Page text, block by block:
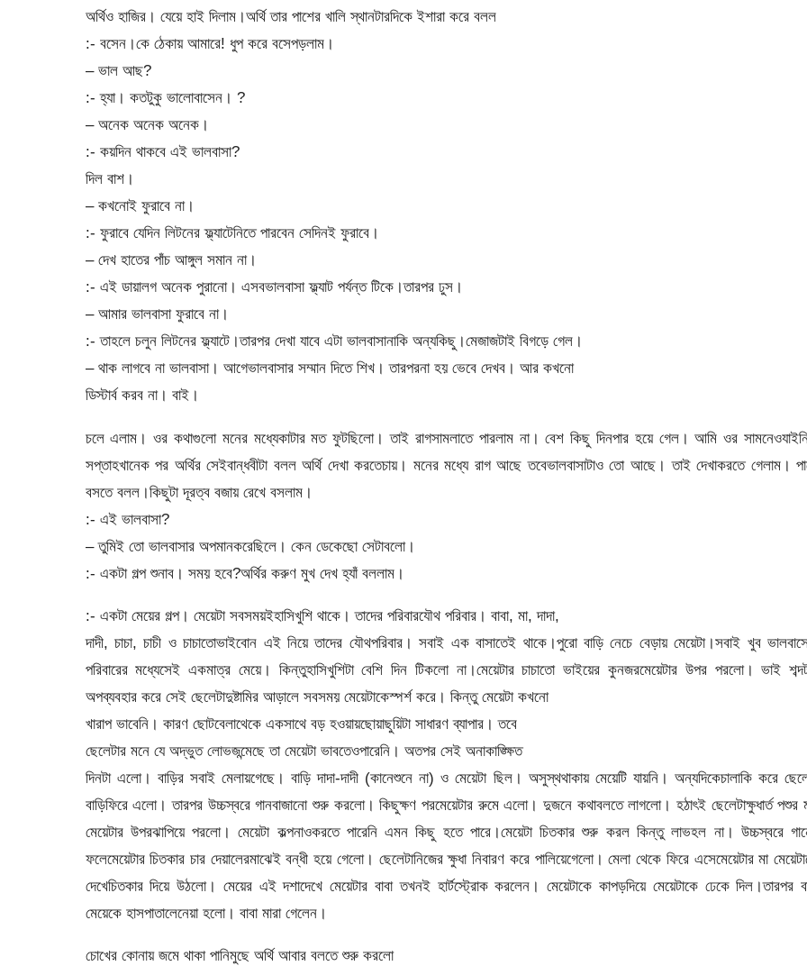
অর্থিও হাজির। যেয়ে হাই দিলাম।অর্থি তার পাশের খালি স্থানটারদিকে ইশারা করে বলল
:- বসেন।কে ঠেকায় আমারে! ধুপ করে বসেপড়লাম।
– ভাল আছ?
:- হ্যা। কতটুকু ভালোবাসেন। ?
– অনেক অনেক অনেক।
:- কয়দিন থাকবে এই ভালবাসা?
দিল বাশ।
– কখনোই ফুরাবে না।
:- ফুরাবে যেদিন লিটনের ফ্ল্যাটেনিতে পারবেন সেদিনই ফুরাবে।
– দেখ হাতের পাঁচ আঙ্গুল সমান না।
:- এই ডায়ালগ অনেক পুরানো। এসবভালবাসা ফ্ল্যাট পর্যন্ত টিকে।তারপর ঢুস।
– আমার ভালবাসা ফুরাবে না।
:- তাহলে চলুন লিটনের ফ্ল্যাটে।তারপর দেখা যাবে এটা ভালবাসানাকি অন্যকিছু।মেজাজটাই বিগড়ে গেল।
– থাক লাগবে না ভালবাসা। আগেভালবাসার সম্মান দিতে শিখ। তারপরনা হয় ভেবে দেখব। আর কখনো
ডিস্টার্ব করব না। বাই।
চলে এলাম। ওর কথাগুলো মনের মধ্যেকাটার মত ফুটছিলো। তাই রাগসামলাতে পারলাম না। বেশ কিছু দিনপার হয়ে গেল। আমি ওর
সপ্তাহখানেক পর অর্থির সেইবান্ধবীটা বলল অর্থি দেখা করতেচায়। মনের মধ্যে রাগ আছে তবেভালবাসাটাও তো আছে। তাই দেখাকরতে গেলাম।
বসতে বলল।কিছুটা দূরত্ব বজায় রেখে বসলাম।
:- এই ভালবাসা?
– তুমিই তো ভালবাসার অপমানকরেছিলে। কেন ডেকেছো সেটাবলো।
:- একটা গল্প শুনাব। সময় হবে?অর্থির করুণ মুখ দেখ হ্যাঁ বললাম।
:- একটা মেয়ের গল্প। মেয়েটা সবসময়ইহাসিখুশি থাকে। তাদের পরিবারযৌথ পরিবার। বাবা, মা, দাদা,
দাদী, চাচা, চাচী ও চাচাতোভাইবোন এই নিয়ে তাদের যৌথপরিবার। সবাই এক বাসাতেই থাকে।পুরো বাড়ি নেচে বেড়ায় মেয়েটা।সবাই খুব
পরিবারের মধ্যেসেই একমাত্র মেয়ে। কিন্তুহাসিখুশিটা বেশি দিন টিকলো না।মেয়েটার চাচাতো ভাইয়ের কুনজরমেয়েটার উপর পরলো। ভাই
অপব্যবহার করে সেই ছেলেটাদুষ্টামির আড়ালে সবসময় মেয়েটাকেস্পর্শ করে। কিন্তু মেয়েটা কখনো
খারাপ ভাবেনি। কারণ ছোটবেলাথেকে একসাথে বড় হওয়ায়ছোয়াছুয়িটা সাধারণ ব্যাপার। তবে
ছেলেটার মনে যে অদ্ভুত লোভজন্মেছে তা মেয়েটা ভাবতেওপারেনি। অতপর সেই অনাকাঙ্ক্ষিত
দিনটা এলো। বাড়ির সবাই মেলায়গেছে। বাড়ি দাদা-দাদী (কানেশুনে না) ও মেয়েটা ছিল। অসুস্থথাকায় মেয়েটি যায়নি। অন্যদিকেচালাকি করে
বাড়িফিরে এলো। তারপর উচ্চস্বরে গানবাজানো শুরু করলো। কিছুক্ষণ পরমেয়েটার রুমে এলো। দুজনে কথাবলতে লাগলো। হঠাৎই ছেলেটাক্ষুধার্ত পশুর
মেয়েটার উপরঝাপিয়ে পরলো। মেয়েটা কল্পনাওকরতে পারেনি এমন কিছু হতে পারে।মেয়েটা চিতকার শুরু করল কিন্তু লাভহল না। উচ্চস্বরে
ফলেমেয়েটার চিতকার চার দেয়ালেরমাঝেই বন্ধী হয়ে গেলো। ছেলেটানিজের ক্ষুধা নিবারণ করে পালিয়েগেলো। মেলা থেকে ফিরে এসেমেয়েটার মা
দেখেচিতকার দিয়ে উঠলো। মেয়ের এই দশাদেখে মেয়েটার বাবা তখনই হার্টস্ট্রোক করলেন। মেয়েটাকে কাপড়দিয়ে মেয়েটাকে ঢেকে দিল।তারপর
মেয়েকে হাসপাতালেনেয়া হলো। বাবা মারা গেলেন।
চোখের কোনায় জমে থাকা পানিমুছে অর্থি আবার বলতে শুরু করলো